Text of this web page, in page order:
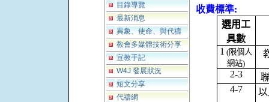
目錄導覽
最新消息
異象、使命、與代禱
教會多媒體技術分享
宣教手記
W4J 發展狀況
短文分享
代禱網
收費標準:
選用工
具數
1 (限個人
網站)
2-3
4-7